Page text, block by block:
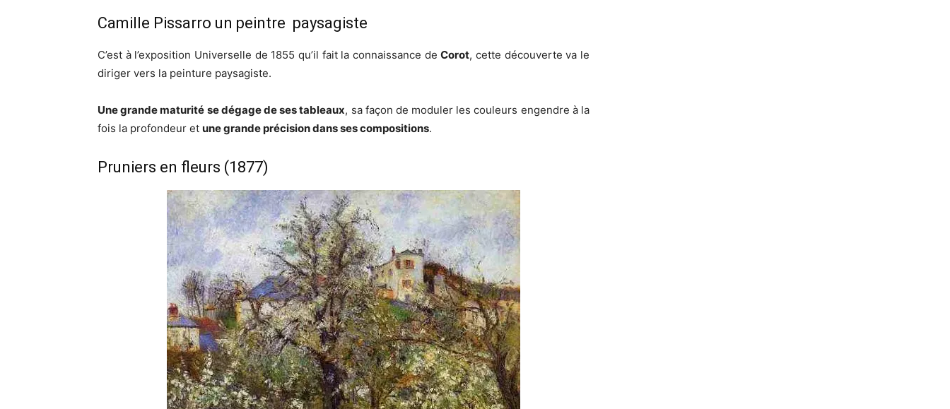
Camille Pissarro un peintre paysagiste
C’est à l’exposition Universelle de 1855 qu’il fait la connaissance deCorot, cette découverte va le
diriger vers la peinture paysagiste.
Une grande maturité se dégage de ses tableaux, sa façon de moduler les couleurs engendre à la
fois la profondeur et une grande précision dans ses compositions.
Pruniers en fleurs (1877)